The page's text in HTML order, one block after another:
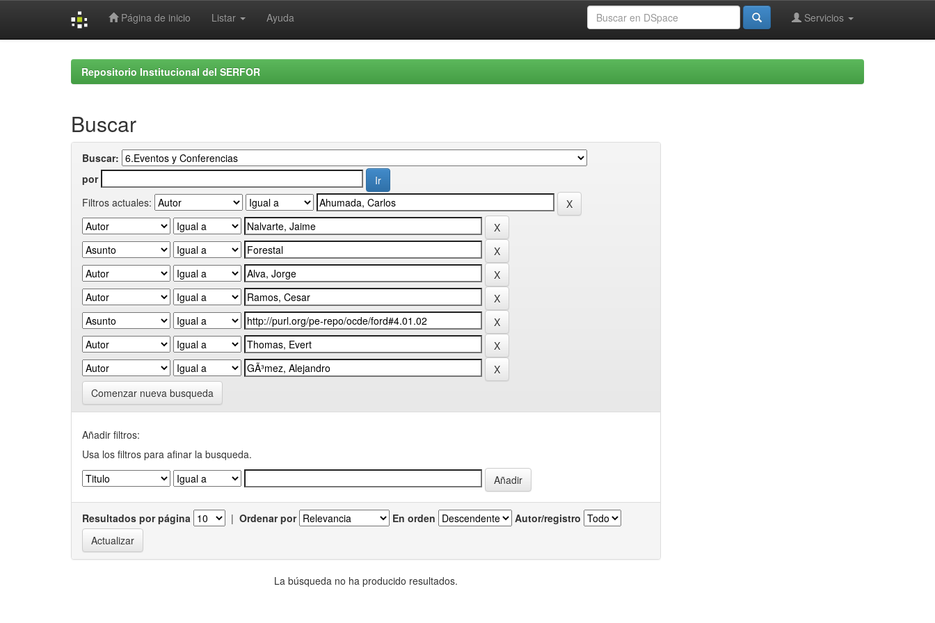
Página de inicio Listar Ayuda Servicios
Repositorio Institucional del SERFOR
Buscar
Buscar:
por
Filtros actuales:
Comenzar nueva busqueda
Añadir filtros:
Usa los filtros para afinar la busqueda.
Resultados por página | Ordenar por En orden Autor/registro
La búsqueda no ha producido resultados.